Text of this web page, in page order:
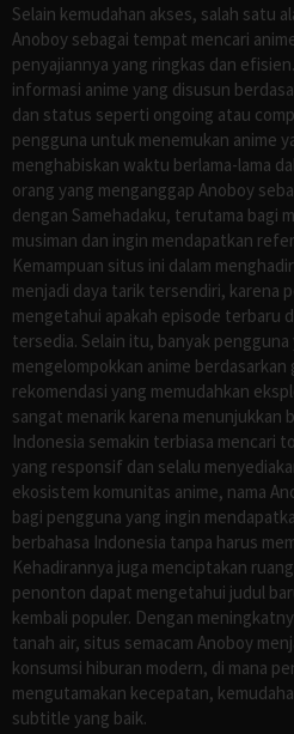
Selain kemudahan akses, salah satu
Anoboy sebagai tempat mencari
penyajiannya yang ringkas dan
informasi anime yang disusun
dan status seperti ongoing atau
pengguna untuk menemukan anime
menghabiskan waktu berlama-lama
orang yang menganggap Anoboy
dengan Samehadaku, terutama bagi
musiman dan ingin mendapatkan
Kemampuan situs ini dalam
menjadi daya tarik tersendiri, karena
mengetahui apakah episode terbaru
tersedia. Selain itu, banyak
mengelompokkan anime
rekomendasi yang memudahkan
sangat menarik karena menunjukkan
Indonesia semakin terbiasa mencari
yang responsif dan selalu
ekosistem komunitas anime, nama
bagi pengguna yang ingin
berbahasa Indonesia tanpa harus
Kehadirannya juga menciptakan
penonton dapat mengetahui judul
kembali populer. Dengan
tanah air, situs semacam Anoboy
konsumsi hiburan modern, di mana
mengutamakan kecepatan,
subtitle yang baik.